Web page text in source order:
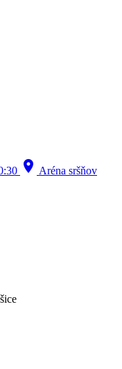
location_on Aréna sršňov